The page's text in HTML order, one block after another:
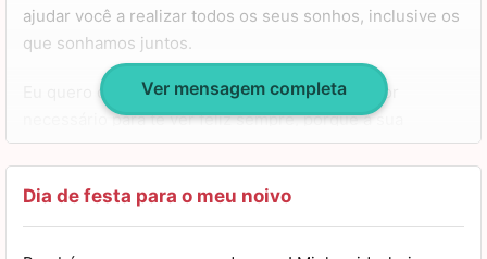
ajudar você a realizar todos os seus sonhos, inclusive os
que sonhamos juntos.
Eu quero dizer para você que vou fazer o que for
necessário para te ver feliz sempre, porque a sua
felicidade é a minha. Eu sempre vou te defender e te
ajudar no que você precisar.
Muitos anos de vida, meu bem. Que você continue sendo
Ver mensagem completa
Dia de festa para o meu noivo